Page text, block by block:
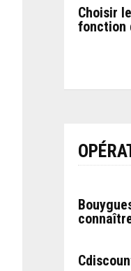
Choisir
fonction